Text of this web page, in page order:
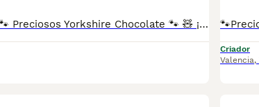
📞 ATIENDO WHATSAPP ☎️ 🐾 Preciosos Yorkshire Chocolate 🐾 🧸 ¡Ositos súper adorables y juguetones disponibles listos para entregar! 🥰 • Exclusivo color chocolate, una variedad muy especial y difícil de encontrar 🤎 • Se entregan a partir de los 2 meses 🐶 • Vacunados, desparasitados, con cartilla y revisión veterinaria ✅ • Envío vídeos por WhatsApp individualmente de cada cachorro 📱 • Posibilidad de venir a verlos sin compromiso, entrega en mano en provincia de Murcia y alrededores, también se pueden enviar a toda España 🚚💛 🏡 (FOTOS REALES DE MIS CACHORROS. NADA DE FOTOS SACADAS DE INTERNET NI MULTICRIADEROS. CACHORROS NACIDOS EN CASA Y CRIADOS CON TODO EL AMOR, CARIÑO Y DEDICACIÓN DEL MUNDO ❤️) Reserva minima 200€. ✨ Pequeños, cariñosos y llenos de dulzura. ¡Te enamorarás de su ternura desde el primer momento! 💖
Criador
Valencia,